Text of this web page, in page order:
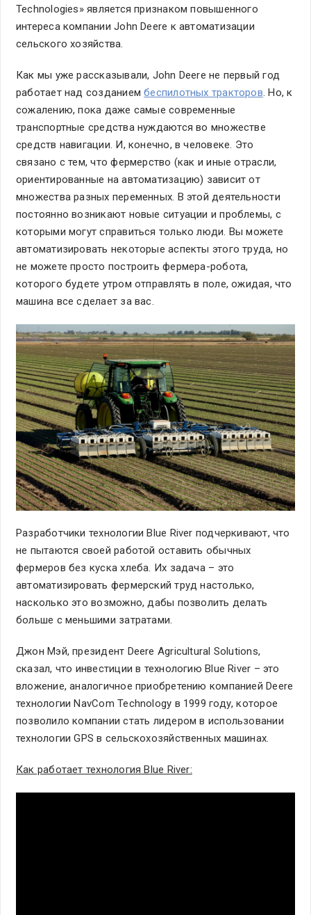
Technologies» является признаком повышенного
интереса компании John Deere к автоматизации
сельского хозяйства.
Как мы уже рассказывали, John Deere не первый год
работает над созданиембеспилотных тракторов. Но, к
сожалению, пока даже самые современные
транспортные средства нуждаются во множестве
средств навигации. И, конечно, в человеке. Это
связано с тем, что фермерство (как и иные отрасли,
ориентированные на автоматизацию) зависит от
множества разных переменных. В этой деятельности
постоянно возникают новые ситуации и проблемы, с
которыми могут справиться только люди. Вы можете
автоматизировать некоторые аспекты этого труда, но
не можете просто построить фермера-робота,
которого будете утром отправлять в поле, ожидая, что
машина все сделает за вас.
Разработчики технологии Blue River подчеркивают, что
не пытаются своей работой оставить обычных
фермеров без куска хлеба. Их задача – это
автоматизировать фермерский труд настолько,
насколько это возможно, дабы позволить делать
больше с меньшими затратами.
Джон Мэй, президент Deere Agricultural Solutions,
сказал, что инвестиции в технологию Blue River – это
вложение, аналогичное приобретению компанией Deere
технологии NavCom Technology в 1999 году, которое
позволило компании стать лидером в использовании
технологии GPS в сельскохозяйственных машинах.
Как работает технология Blue River: